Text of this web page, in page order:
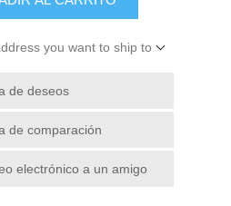
you want to ship to